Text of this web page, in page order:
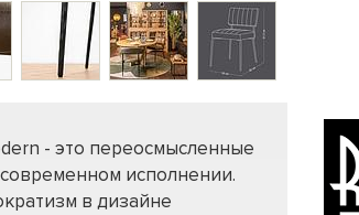
- это переосмысленные
исполнении.
в дизайне